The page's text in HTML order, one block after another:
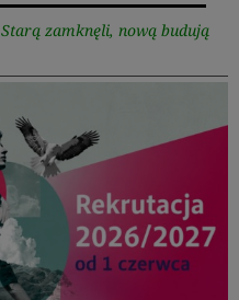
Starą zamknęli, nową budują